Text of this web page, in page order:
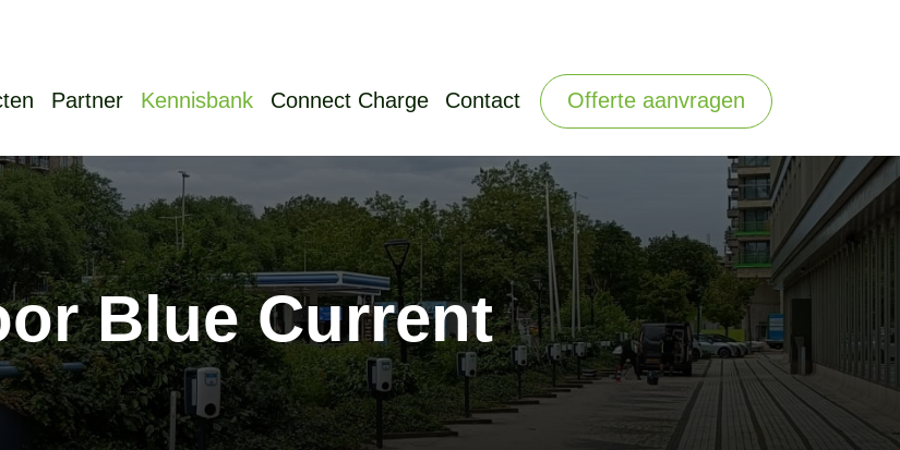
Partner Kennisbank Connect Charge Contact Offerte aanvragen
Blue Current